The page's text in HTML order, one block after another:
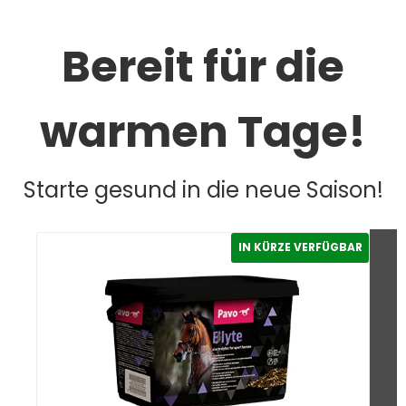
Bereit für die
warmen Tage!
Starte gesund in die neue Saison!
IN KÜRZE VERFÜGBAR